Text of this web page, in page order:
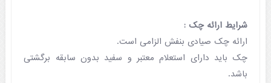
شرایط ارائه چک :
ارائه چک صیادی بنفش الزامی است.
چک باید دارای استعلام معتبر و سفید بدون سابقه برگشتی
باشد.